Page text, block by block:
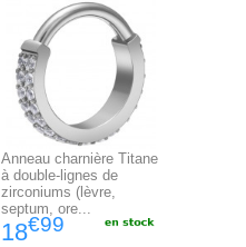
Anneau charnière Titane
à double-lignes de
zirconiums (lèvre,
septum, ore...
18€99